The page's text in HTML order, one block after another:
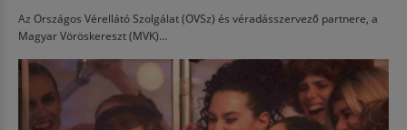
Az Országos Vérellátó Szolgálat (OVSz) és véradásszervező partnere, a
Magyar Vöröskereszt (MVK)...